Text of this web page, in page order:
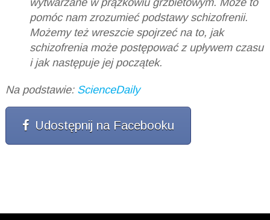
wytwarzane w prążkowiu grzbietowym. Może to
pomóc nam zrozumieć podstawy schizofrenii.
Możemy też wreszcie spojrzeć na to, jak
schizofrenia może postępować z upływem czasu
i jak następuje jej początek.
Na podstawie: ScienceDaily
Udostępnij na Facebooku